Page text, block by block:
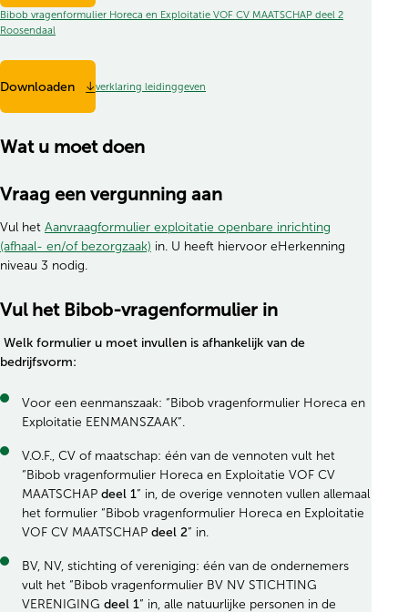
Bibob vragenformulier Horeca en Exploitatie VOF CV MAATSCHAP deel 2
Roosendaal
verklaring leidinggeven
Downloaden
Wat u moet doen
Vraag een vergunning aan
Vul het Aanvraagformulier exploitatie openbare inrichting
(afhaal- en/of bezorgzaak) (opent in nieuw tabblad)
in. U heeft hiervoor eHerkenning
niveau 3 nodig.
Vul het Bibob-vragenformulier in
Welk formulier u moet invullen is afhankelijk van de
bedrijfsvorm:
Voor een eenmanszaak: “Bibob vragenformulier Horeca en
Exploitatie EENMANSZAAK”.
V.O.F., CV of maatschap: één van de vennoten vult het
“Bibob vragenformulier Horeca en Exploitatie VOF CV
MAATSCHAP deel 1” in, de overige vennoten vullen allemaal
het formulier “Bibob vragenformulier Horeca en Exploitatie
VOF CV MAATSCHAP deel 2” in.
BV, NV, stichting of vereniging: één van de ondernemers
vult het “Bibob vragenformulier BV NV STICHTING
VERENIGING deel 1” in, alle natuurlijke personen in de